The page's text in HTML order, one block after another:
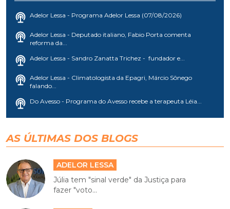
Adelor Lessa - Programa Adelor Lessa (07/08/2026)
Adelor Lessa - Deputado italiano, Fabio Porta comenta
reforma da...
Adelor Lessa - Sandro Zanatta Trichez - fundador e...
Adelor Lessa - Climatologista da Epagri, Márcio Sônego
falando...
Do Avesso - Programa do Avesso recebe a terapeuta Léia...
AS ÚLTIMAS DOS BLOGS
ADELOR LESSA
Júlia tem "sinal verde" da Justiça para
fazer "voto...